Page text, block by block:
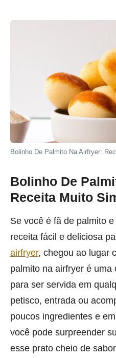
Bolinho De Palmito Na Airfryer:
Bolinho De
Receita Muito
Se você é fã de palmito
receita fácil e deliciosa
airfryer, chegou ao lugar
palmito na airfryer é
para ser servida em
petisco, entrada ou
poucos ingredientes e
você pode surpreender
esse prato cheio de